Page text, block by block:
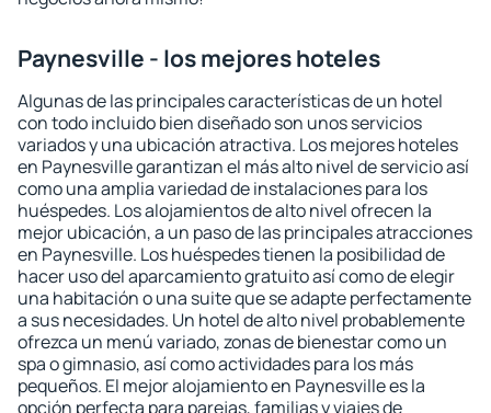
Paynesville - los mejores hoteles
Algunas de las principales características de un hotel
con todo incluido bien diseñado son unos servicios
variados y una ubicación atractiva. Los mejores hoteles
en Paynesville garantizan el más alto nivel de servicio así
como una amplia variedad de instalaciones para los
huéspedes. Los alojamientos de alto nivel ofrecen la
mejor ubicación, a un paso de las principales atracciones
en Paynesville. Los huéspedes tienen la posibilidad de
hacer uso del aparcamiento gratuito así como de elegir
una habitación o una suite que se adapte perfectamente
a sus necesidades. Un hotel de alto nivel probablemente
ofrezca un menú variado, zonas de bienestar como un
spa o gimnasio, así como actividades para los más
pequeños. El mejor alojamiento en Paynesville es la
opción perfecta para parejas, familias y viajes de